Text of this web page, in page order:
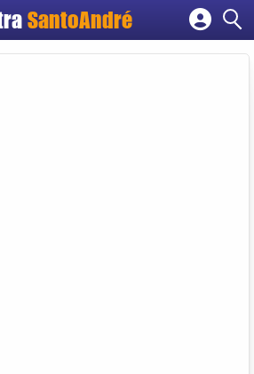
SantoAndré
Cadastrar empresa